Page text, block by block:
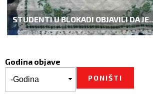
STUDENTI U BLOKADI OBJAVILI DA JE...
Godina objave